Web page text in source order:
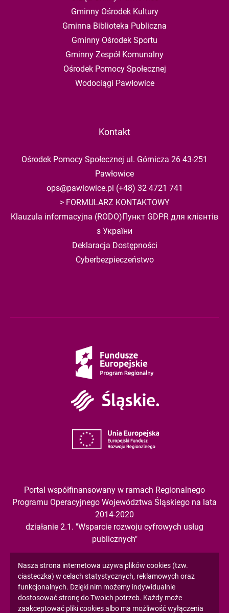
Gminny Ośrodek Kultury
Gminna Biblioteka Publiczna
Gminny Ośrodek Sportu
Gminny Zespół Komunalny
Ośrodek Pomocy Społecznej
Wodociągi Pawłowice
Kontakt
Ośrodek Pomocy Społecznej ul. Górnicza 26 43-251
Pawłowice
ops@pawlowice.pl (+48) 32 4721 741
> FORMULARZ KONTAKTOWY
Klauzula informacyjna (RODO)Пункт GDPR для клієнтів
з України
Deklaracja Dostępności
Cyberbezpieczeństwo
Fundusze
Europejskie
Europejska
Portal współfinansowany w ramach Regionalnego
Programu Operacyjnego Województwa Śląskiego na lata
2014-2020
działanie 2.1. "Wsparcie rozwoju cyfrowych usług
publicznych"
Copyright 2024. All rights reserved.
Informacja
o
Nasza strona internetowa używa plików cookies (tzw.
ciasteczka) w celach statystycznych, reklamowych oraz
funkcjonalnych. Dzięki nim możemy indywidualnie
dostosować stronę do Twoich potrzeb. Każdy może
zaakceptować pliki cookies albo ma możliwość wyłączenia